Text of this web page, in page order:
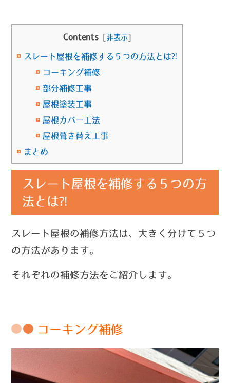
Contents 非表示]
スレート屋根を補修する５つの方法とは⁈
コーキング補修
部分補修工事
屋根塗装工事
屋根カバー工法
屋根葺き替え工事
まとめ
スレート屋根を補修する５つの方
法とは⁈
スレート屋根の補修方法は、大きく分けて５つ
の方法があります。
それぞれの補修方法をご紹介します。
コーキング補修